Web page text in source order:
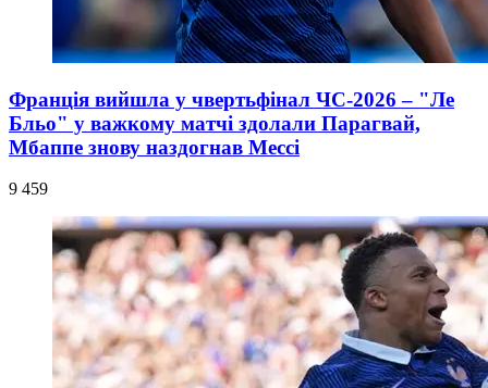
Франція вийшла у чвертьфінал ЧС-2026 – "Ле
Бльо" у важкому матчі здолали Парагвай,
Мбаппе знову наздогнав Мессі
9 459